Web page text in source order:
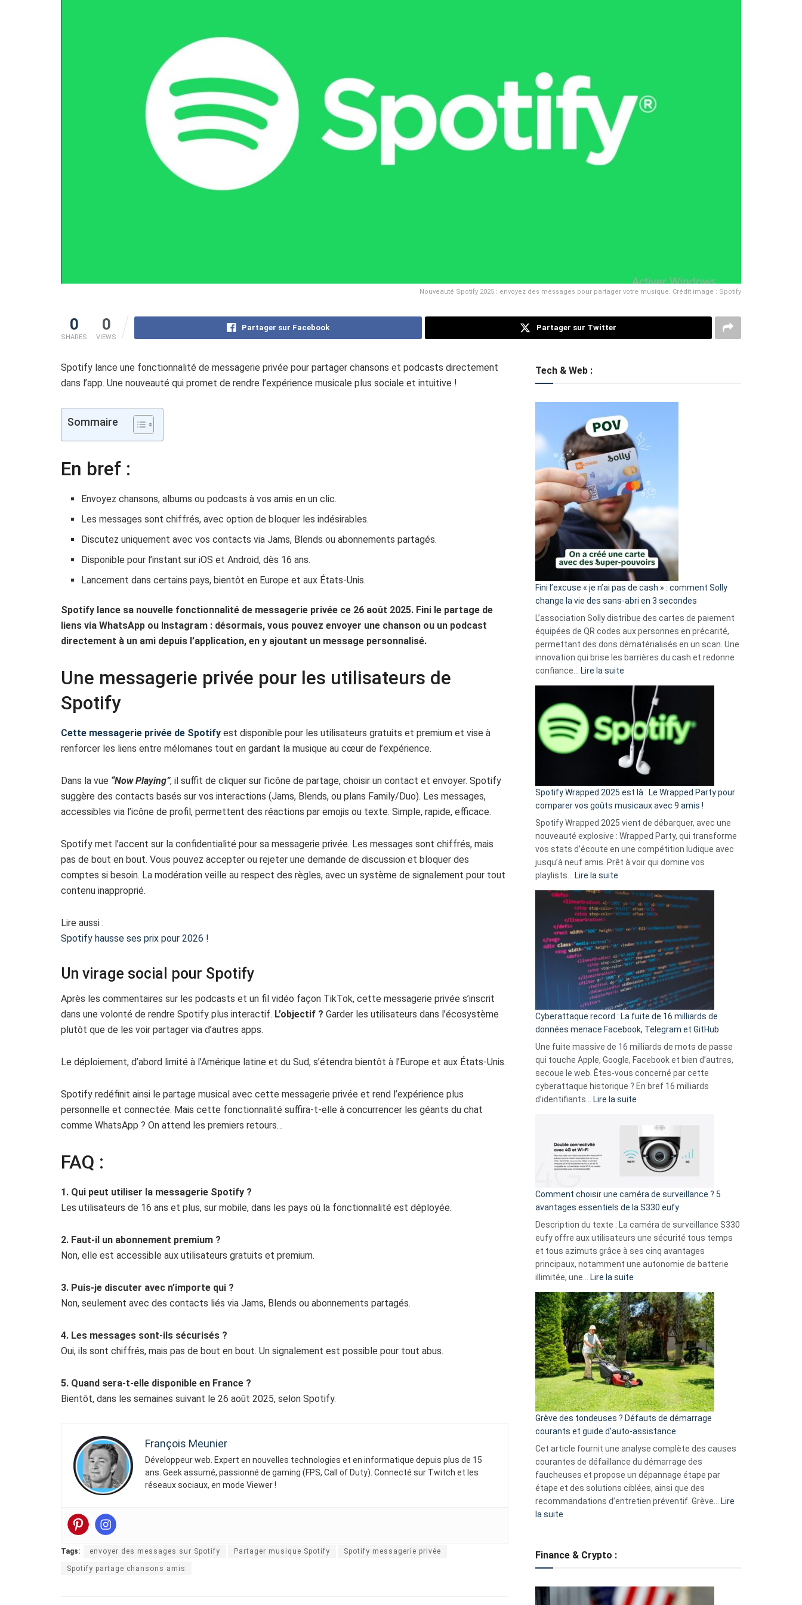
Nouveauté Spotify 2025 : envoyez des messages pour partager votre musique. Crédit image : Spotify
0
SHARES
0
VIEWS
Partager sur Facebook Partager sur Twitter
Spotify lance une fonctionnalité de messagerie privée pour partager chansons et podcasts directement
dans l’app. Une nouveauté qui promet de rendre l’expérience musicale plus sociale et intuitive !
Sommaire
En bref :
Envoyez chansons, albums ou podcasts à vos amis en un clic.
Les messages sont chiffrés, avec option de bloquer les indésirables.
Discutez uniquement avec vos contacts via Jams, Blends ou abonnements partagés.
Disponible pour l’instant sur iOS et Android, dès 16 ans.
Lancement dans certains pays, bientôt en Europe et aux États-Unis.
Spotify lance sa nouvelle fonctionnalité de messagerie privée ce 26 août 2025. Fini le partage de
liens via WhatsApp ou Instagram : désormais, vous pouvez envoyer une chanson ou un podcast
directement à un ami depuis l’application, en y ajoutant un message personnalisé.
Une messagerie privée pour les utilisateurs de
Spotify
Cette messagerie privée de Spotify est disponible pour les utilisateurs gratuits et premium et vise à
renforcer les liens entre mélomanes tout en gardant la musique au cœur de l’expérience.
Dans la vue “Now Playing”, il suffit de cliquer sur l’icône de partage, choisir un contact et envoyer. Spotify
suggère des contacts basés sur vos interactions (Jams, Blends, ou plans Family/Duo). Les messages,
accessibles via l’icône de profil, permettent des réactions par emojis ou texte. Simple, rapide, efficace.
Spotify met l’accent sur la confidentialité pour sa messagerie privée. Les messages sont chiffrés, mais
pas de bout en bout. Vous pouvez accepter ou rejeter une demande de discussion et bloquer des
comptes si besoin. La modération veille au respect des règles, avec un système de signalement pour tout
contenu inapproprié.
Lire aussi :
Spotify hausse ses prix pour 2026 !
Un virage social pour Spotify
Après les commentaires sur les podcasts et un fil vidéo façon TikTok, cette messagerie privée s’inscrit
dans une volonté de rendre Spotify plus interactif. L’objectif ? Garder les utilisateurs dans l’écosystème
plutôt que de les voir partager via d’autres apps.
Le déploiement, d’abord limité à l’Amérique latine et du Sud, s’étendra bientôt à l’Europe et aux États-Unis.
Spotify redéfinit ainsi le partage musical avec cette messagerie privée et rend l’expérience plus
personnelle et connectée. Mais cette fonctionnalité suffira-t-elle à concurrencer les géants du chat
comme WhatsApp ? On attend les premiers retours…
FAQ :
1. Qui peut utiliser la messagerie Spotify ?
Les utilisateurs de 16 ans et plus, sur mobile, dans les pays où la fonctionnalité est déployée.
2. Faut-il un abonnement premium ?
Non, elle est accessible aux utilisateurs gratuits et premium.
3. Puis-je discuter avec n’importe qui ?
Non, seulement avec des contacts liés via Jams, Blends ou abonnements partagés.
4. Les messages sont-ils sécurisés ?
Oui, ils sont chiffrés, mais pas de bout en bout. Un signalement est possible pour tout abus.
5. Quand sera-t-elle disponible en France ?
Bientôt, dans les semaines suivant le 26 août 2025, selon Spotify.
François Meunier
Développeur web. Expert en nouvelles technologies et en informatique depuis plus de 15
ans. Geek assumé, passionné de gaming (FPS, Call of Duty). Connecté sur Twitch et les
réseaux sociaux, en mode Viewer !
Tags: envoyer des messages sur Spotify Partager musique Spotify Spotify messagerie privée
Spotify partage chansons amis
Tech & Web :
Fini l’excuse « je n’ai pas de cash » : comment Solly
change la vie des sans-abri en 3 secondes
L’association Solly distribue des cartes de paiement
équipées de QR codes aux personnes en précarité,
permettant des dons dématérialisés en un scan. Une
innovation qui brise les barrières du cash et redonne
confiance… Lire la suite
Fini
l’excuse
je
n’ai
pas
de
cash
»
Solly
change
la
vie
sans-
abri
en
3
secondes
Spotify Wrapped 2025 est là : Le Wrapped Party pour
comparer vos goûts musicaux avec 9 amis !
Spotify Wrapped 2025 vient de débarquer, avec une
nouveauté explosive : Wrapped Party, qui transforme
vos stats d’écoute en une compétition ludique avec
jusqu’à neuf amis. Prêt à voir qui domine vos
playlists… Lire la suite
Spotify
Wrapped
2025
est
:
Le
Wrapped
Party
pour
comparer
vos
goûts
musicaux
avec
9
amis
Cyberattaque record : La fuite de 16 milliards de
données menace Facebook, Telegram et GitHub
Une fuite massive de 16 milliards de mots de passe
qui touche Apple, Google, Facebook et bien d’autres,
secoue le web. Êtes-vous concerné par cette
cyberattaque historique ? En bref 16 milliards
d’identifiants… Lire la suite
record
La
fuite
16
milliards
données
menace
Facebook,
Telegram
GitHub
Comment choisir une caméra de surveillance ? 5
avantages essentiels de la S330 eufy
Description du texte : La caméra de surveillance S330
eufy offre aux utilisateurs une sécurité tous temps
et tous azimuts grâce à ses cinq avantages
principaux, notamment une autonomie de batterie
illimitée, une… Lire la suite
Comment
choisir
une
caméra
de
surveillance
?
5
avantages
essentiels
de
la
S330
eufy
Grève des tondeuses ? Défauts de démarrage
courants et guide d’auto-assistance
Cet article fournit une analyse complète des causes
courantes de défaillance du démarrage des
faucheuses et propose un dépannage étape par
étape et des solutions ciblées, ainsi que des
recommandations d’entretien préventif. Grève… Lire
la suite
tondeuses
Finance & Crypto :